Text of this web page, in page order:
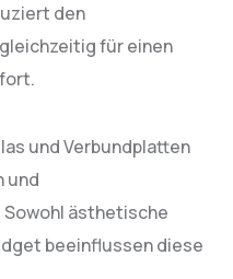
den
für einen
und Verbundplatten
und
ästhetische
beeinflussen diese